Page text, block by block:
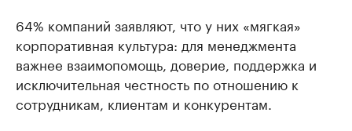
64% компаний заявляют, что у них «мягкая»
корпоративная культура: для менеджмента
важнее взаимопомощь, доверие, поддержка и
исключительная честность по отношению к
сотрудникам, клиентам и конкурентам.